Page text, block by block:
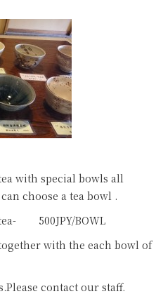
with special bowls all
choose a tea bowl .
500JPY/BOWL
with the each bowl of
contact our staff.